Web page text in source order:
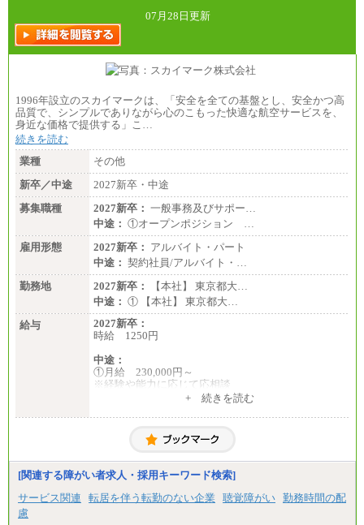
07月28日更新
1996年設立のスカイマークは、「安全を全ての基盤とし、安全かつ高
品質で、シンプルでありながら心のこもった快適な航空サービスを、
身近な価格で提供する」こ…
続きを読む
業種
その他
新卒／中途
2027新卒・中途
募集職種
2027新卒： 一般事務及びサポー…
中途： ①オープンポジション …
雇用形態
2027新卒： アルバイト・パート
中途： 契約社員/アルバイト・…
勤務地
2027新卒：
【本社】 東京都大…
中途： ① 【本社】 東京都大…
給与
2027新卒：
時給 1250円
中途：
①月給 230,000円～
※経験や能力に応じて応相談
+ 続きを読む
[関連する障がい者求人・採用キーワード検索]
サービス関連
転居を伴う転勤のない企業 聴覚障がい 勤務時間の配
慮